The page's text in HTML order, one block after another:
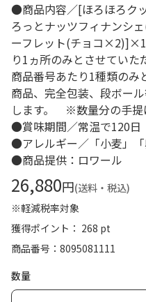
●商品内容／[ほろほろク
ろっとナッツフィナンシ
ーフレット(チョコ
り1ヵ所のみとさせてい
商品番号あたり1種類の
商品、完全包装、段ボー
します。 ※数量分の手提
●賞味期間／常温で120日
●アレルギー／「小麦」
●商品提供：ロワール
26,880円(送料・税込)
※軽減税率対象
獲得ポイント： 268 pt
商品番号
8095081111
数量